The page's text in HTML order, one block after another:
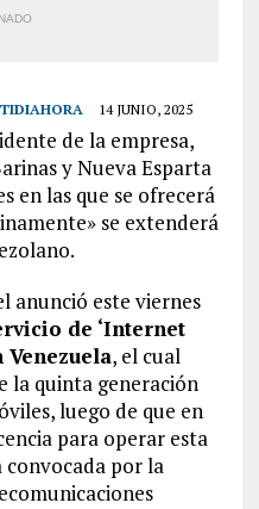
14 JUNIO, 2025
de la empresa,
y Nueva Esparta
en las que se ofrecerá
se extenderá
anunció este viernes
de ‘Internet
Venezuela, el cual
la quinta generación
luego de que en
para operar esta
convocada por la